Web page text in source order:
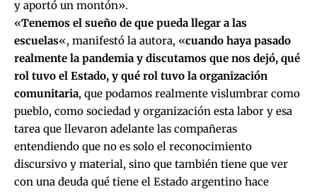
y aportó un montón».
«Tenemos el sueño de que pueda llegar a las
escuelas«, manifestó la autora, «cuando haya pasado
realmente la pandemia y discutamos que nos dejó, qué
rol tuvo el Estado, y qué rol tuvo la organización
comunitaria, que podamos realmente vislumbrar como
pueblo, como sociedad y organización esta labor y esa
tarea que llevaron adelante las compañeras
entendiendo que no es solo el reconocimiento
discursivo y material, sino que también tiene que ver
con una deuda qué tiene el Estado argentino hace